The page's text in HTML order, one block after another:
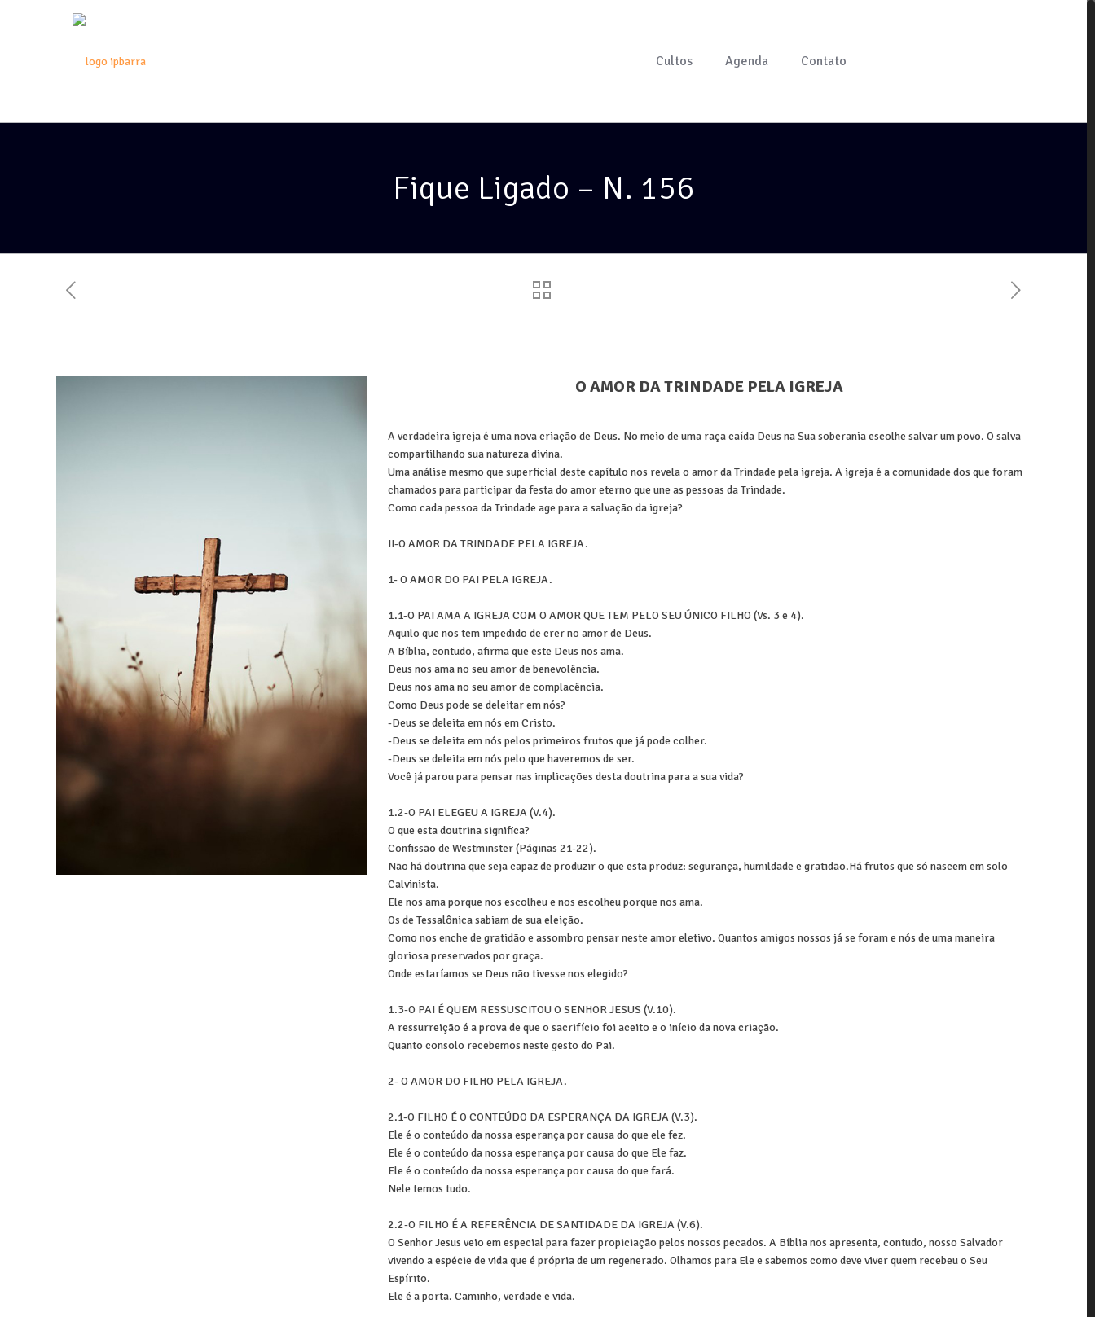
Cultos Agenda Contato
Fique Ligado – N. 156
O AMOR DA TRINDADE PELA IGREJA
A verdadeira igreja é uma nova criação de Deus. No meio de uma raça caída Deus na Sua soberania escolhe salvar um povo. O salva
compartilhando sua natureza divina.
Uma análise mesmo que superficial deste capítulo nos revela o amor da Trindade pela igreja. A igreja é a comunidade dos que foram
chamados para participar da festa do amor eterno que une as pessoas da Trindade.
Como cada pessoa da Trindade age para a salvação da igreja?
II-O AMOR DA TRINDADE PELA IGREJA.
1- O AMOR DO PAI PELA IGREJA.
1.1-O PAI AMA A IGREJA COM O AMOR QUE TEM PELO SEU ÚNICO FILHO (Vs. 3 e 4).
Aquilo que nos tem impedido de crer no amor de Deus.
A Bíblia, contudo, afirma que este Deus nos ama.
Deus nos ama no seu amor de benevolência.
Deus nos ama no seu amor de complacência.
Como Deus pode se deleitar em nós?
-Deus se deleita em nós em Cristo.
-Deus se deleita em nós pelos primeiros frutos que já pode colher.
-Deus se deleita em nós pelo que haveremos de ser.
Você já parou para pensar nas implicações desta doutrina para a sua vida?
1.2-O PAI ELEGEU A IGREJA (V.4).
O que esta doutrina significa?
Confissão de Westminster (Páginas 21-22).
Não há doutrina que seja capaz de produzir o que esta produz: segurança, humildade e gratidão.Há frutos que só nascem em solo
Calvinista.
Ele nos ama porque nos escolheu e nos escolheu porque nos ama.
Os de Tessalônica sabiam de sua eleição.
Como nos enche de gratidão e assombro pensar neste amor eletivo. Quantos amigos nossos já se foram e nós de uma maneira
gloriosa preservados por graça.
Onde estaríamos se Deus não tivesse nos elegido?
1.3-O PAI É QUEM RESSUSCITOU O SENHOR JESUS (V.10).
A ressurreição é a prova de que o sacrifício foi aceito e o início da nova criação.
Quanto consolo recebemos neste gesto do Pai.
2- O AMOR DO FILHO PELA IGREJA.
2.1-O FILHO É O CONTEÚDO DA ESPERANÇA DA IGREJA (V.3).
Ele é o conteúdo da nossa esperança por causa do que ele fez.
Ele é o conteúdo da nossa esperança por causa do que Ele faz.
Ele é o conteúdo da nossa esperança por causa do que fará.
Nele temos tudo.
2.2-O FILHO É A REFERÊNCIA DE SANTIDADE DA IGREJA (V.6).
O Senhor Jesus veio em especial para fazer propiciação pelos nossos pecados. A Bíblia nos apresenta, contudo, nosso Salvador
vivendo a espécie de vida que é própria de um regenerado. Olhamos para Ele e sabemos como deve viver quem recebeu o Seu
Espírito.
Ele é a porta. Caminho, verdade e vida.